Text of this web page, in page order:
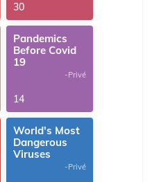
30
Pandemics
Before Covid
19
-Privé
14
World's Most
Dangerous
Viruses
-Privé